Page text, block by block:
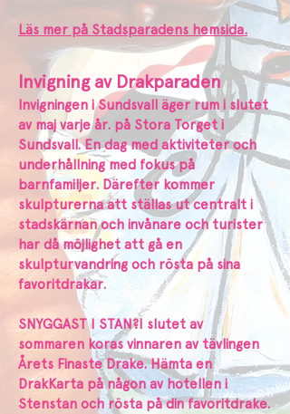
Läs mer på Stadsparadens hemsida.
Invigning av Drakparaden
Invigningen i Sundsvall äger rum i slutet
av maj varje år. på Stora Torget i
Sundsvall. En dag med aktiviteter och
underhållning med fokus på
barnfamiljer. Därefter kommer
skulpturerna att ställas ut centralt i
stadskärnan och invånare och turister
har då möjlighet att gå en
skulpturvandring och rösta på sina
favoritdrakar.
SNYGGAST I STAN?I slutet av
sommaren koras vinnaren av tävlingen
Årets Finaste Drake. Hämta en
DrakKarta på någon av hotellen i
Stenstan och rösta på din favoritdrake.